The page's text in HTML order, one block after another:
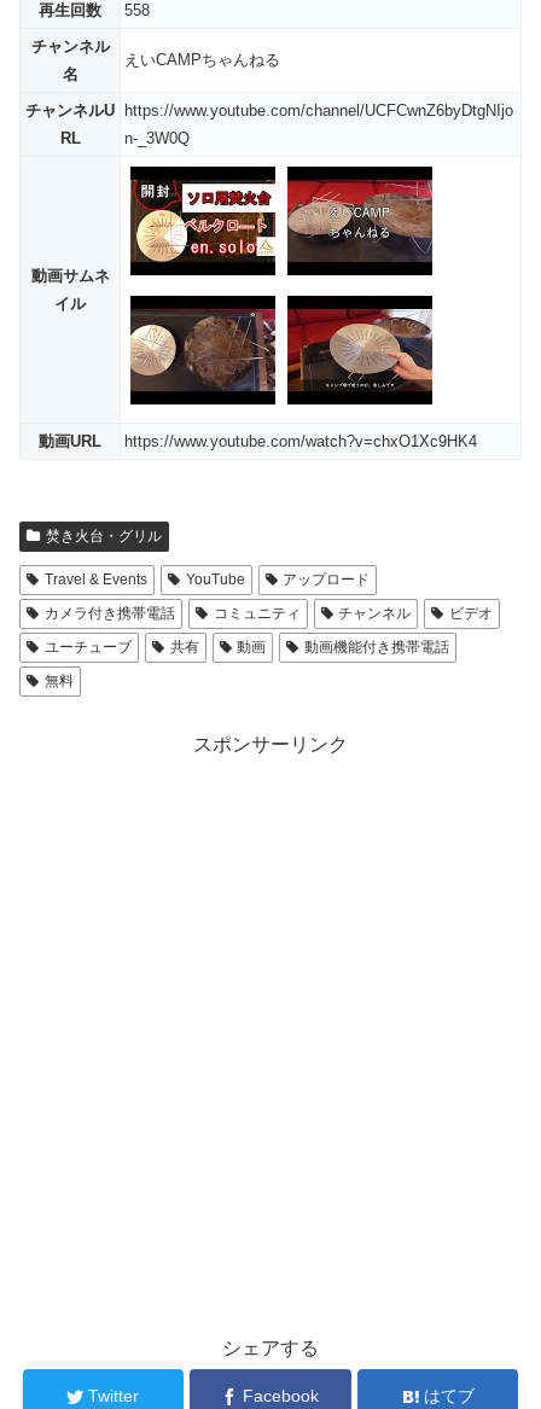
再生回数
558
チャンネル
名
えいCAMPちゃんねる
チャンネルU
RL
https://www.youtube.com/channel/UCFCwnZ6byDtgNIjo
n-_3W0Q
動画サムネ
イル
動画URL https://www.youtube.com/watch?v=chxO1Xc9HK4
焚き火台・グリル
Travel & Events YouTube
アップロード
カメラ付き携帯電話
コミュニティ チャンネル
ビデオ
ユーチューブ
共有 動画
動画機能付き携帯電話
無料
スポンサーリンク
シェアする
Twitter Facebook はてブ